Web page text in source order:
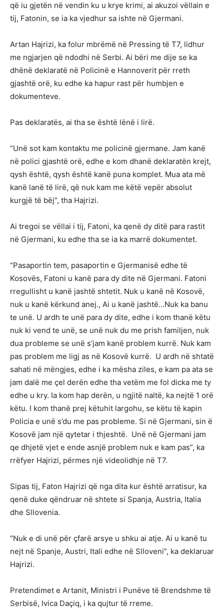
që iu gjetën në vendin ku u krye krimi, ai akuzoi vëllain e
tij, Fatonin, se ia ka vjedhur sa ishte në Gjermani.
Artan Hajrizi, ka folur mbrëmë në Pressing të T7, lidhur
me ngjarjen që ndodhi në Serbi. Ai bëri me dije se ka
dhënë deklaratë në Policinë e Hannoverit për rreth
gjashtë orë, ku edhe ka hapur rast për humbjen e
dokumenteve.
Pas deklaratës, ai tha se është lënë i lirë.
“Unë sot kam kontaktu me policinë gjermane. Jam kanë
në polici gjashtë orë, edhe e kom dhanë deklaratën krejt,
qysh është, qysh është kanë puna komplet. Mua ata më
kanë lanë të lirë, që nuk kam me këtë vepër absolut
kurgjë të bëj”, tha Hajrizi.
Ai tregoi se vëllai i tij, Fatoni, ka qenë dy ditë para rastit
në Gjermani, ku edhe tha se ia ka marrë dokumentet.
“Pasaportin tem, pasaportin e Gjermanisë edhe të
Kosovës, Fatoni u kanë para dy dite në Gjermani. Fatoni
rregullisht u kanë jashtë shtetit. Nuk u kanë në Kosovë,
nuk u kanë kërkund anej., Ai u kanë jashtë…Nuk ka banu
te unë. U ardh te unë para dy dite, edhe i kom thanë këtu
nuk ki vend te unë, se unë nuk du me prish familjen, nuk
dua probleme se unë s’jam kanë problem kurrë. Nuk kam
pas problem me ligj as në Kosovë kurrë. U ardh në shtatë
sahati në mëngjes, edhe i ka mësha ziles, e kam pa ata se
jam dalë me çel derën edhe tha vetëm me fol dicka me ty
edhe u kry. Ia kom hap derën, u ngjitë naltë, ka nejtë 1 orë
këtu. I kom thanë prej këtuhit largohu, se këtu të kapin
Policia e unë s’du me pas probleme. Si në Gjermani, sin ë
Kosovë jam një qytetar i thjeshtë. Unë në Gjermani jam
qe dhjetë vjet e ende asnjë problem nuk e kam pas”, ka
rrëfyer Hajrizi, përmes një videolidhje në T7.
Sipas tij, Faton Hajrizi që nga dita kur është arratisur, ka
qenë duke qëndruar në shtete si Spanja, Austria, Italia
dhe Sllovenia.
“Nuk e di unë për çfarë arsye u shku ai atje. Ai u kanë tu
nejt në Spanje, Austri, Itali edhe në Slloveni”, ka deklaruar
Hajrizi.
Pretendimet e Artanit, Ministri i Punëve të Brendshme të
Serbisë, Ivica Daçiq, i ka qujtur të rreme.